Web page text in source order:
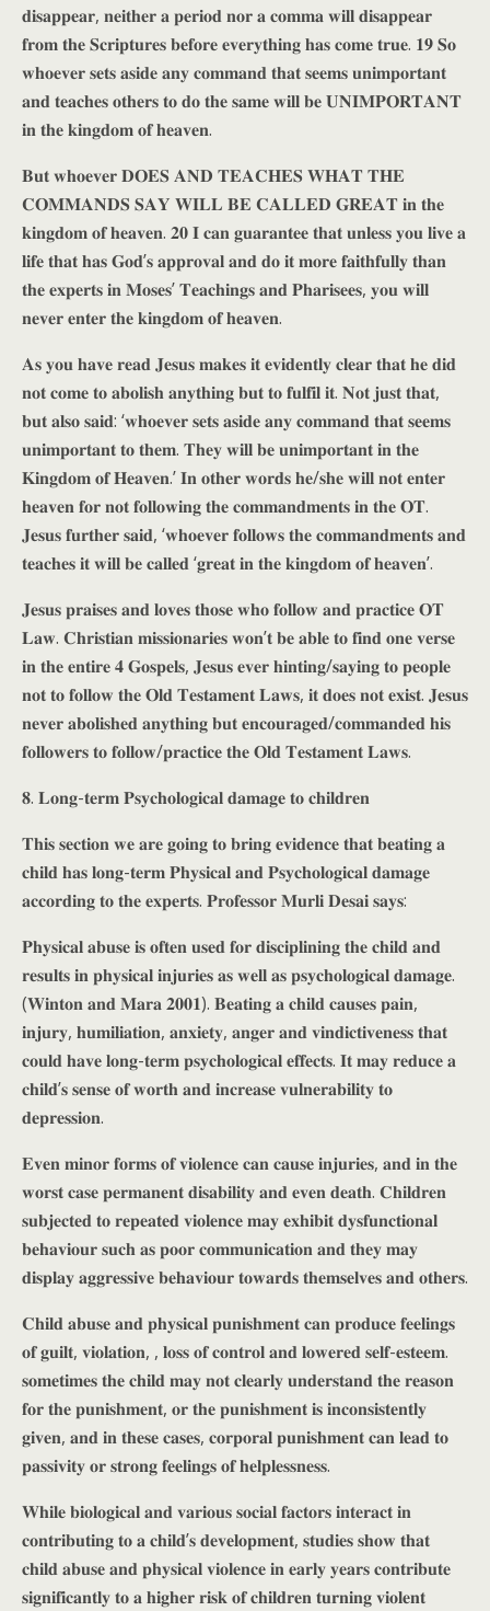
𝐝𝐢𝐬𝐚𝐩𝐩𝐞𝐚𝐫, 𝐧𝐞𝐢𝐭𝐡𝐞𝐫 𝐚 𝐩𝐞𝐫𝐢𝐨𝐝 𝐧𝐨𝐫 𝐚 𝐜𝐨𝐦𝐦𝐚 𝐰𝐢𝐥𝐥 𝐝𝐢𝐬𝐚𝐩𝐩𝐞𝐚𝐫
𝐟𝐫𝐨𝐦 𝐭𝐡𝐞 𝐒𝐜𝐫𝐢𝐩𝐭𝐮𝐫𝐞𝐬 𝐛𝐞𝐟𝐨𝐫𝐞 𝐞𝐯𝐞𝐫𝐲𝐭𝐡𝐢𝐧𝐠 𝐡𝐚𝐬 𝐜𝐨𝐦𝐞 𝐭𝐫𝐮𝐞. 𝟏𝟗 𝐒𝐨
𝐰𝐡𝐨𝐞𝐯𝐞𝐫 𝐬𝐞𝐭𝐬 𝐚𝐬𝐢𝐝𝐞 𝐚𝐧𝐲 𝐜𝐨𝐦𝐦𝐚𝐧𝐝 𝐭𝐡𝐚𝐭 𝐬𝐞𝐞𝐦𝐬 𝐮𝐧𝐢𝐦𝐩𝐨𝐫𝐭𝐚𝐧𝐭
𝐚𝐧𝐝 𝐭𝐞𝐚𝐜𝐡𝐞𝐬 𝐨𝐭𝐡𝐞𝐫𝐬 𝐭𝐨 𝐝𝐨 𝐭𝐡𝐞 𝐬𝐚𝐦𝐞 𝐰𝐢𝐥𝐥 𝐛𝐞 𝐔𝐍𝐈𝐌𝐏𝐎𝐑𝐓𝐀𝐍𝐓
𝐢𝐧 𝐭𝐡𝐞 𝐤𝐢𝐧𝐠𝐝𝐨𝐦 𝐨𝐟 𝐡𝐞𝐚𝐯𝐞𝐧.
𝐁𝐮𝐭 𝐰𝐡𝐨𝐞𝐯𝐞𝐫 𝐃𝐎𝐄𝐒 𝐀𝐍𝐃 𝐓𝐄𝐀𝐂𝐇𝐄𝐒 𝐖𝐇𝐀𝐓 𝐓𝐇𝐄
𝐂𝐎𝐌𝐌𝐀𝐍𝐃𝐒 𝐒𝐀𝐘 𝐖𝐈𝐋𝐋 𝐁𝐄 𝐂𝐀𝐋𝐋𝐄𝐃 𝐆𝐑𝐄𝐀𝐓 𝐢𝐧 𝐭𝐡𝐞
𝐤𝐢𝐧𝐠𝐝𝐨𝐦 𝐨𝐟 𝐡𝐞𝐚𝐯𝐞𝐧. 𝟐𝟎 𝐈 𝐜𝐚𝐧 𝐠𝐮𝐚𝐫𝐚𝐧𝐭𝐞𝐞 𝐭𝐡𝐚𝐭 𝐮𝐧𝐥𝐞𝐬𝐬 𝐲𝐨𝐮 𝐥𝐢𝐯𝐞 𝐚
𝐥𝐢𝐟𝐞 𝐭𝐡𝐚𝐭 𝐡𝐚𝐬 𝐆𝐨𝐝’𝐬 𝐚𝐩𝐩𝐫𝐨𝐯𝐚𝐥 𝐚𝐧𝐝 𝐝𝐨 𝐢𝐭 𝐦𝐨𝐫𝐞 𝐟𝐚𝐢𝐭𝐡𝐟𝐮𝐥𝐥𝐲 𝐭𝐡𝐚𝐧
𝐭𝐡𝐞 𝐞𝐱𝐩𝐞𝐫𝐭𝐬 𝐢𝐧 𝐌𝐨𝐬𝐞𝐬’ 𝐓𝐞𝐚𝐜𝐡𝐢𝐧𝐠𝐬 𝐚𝐧𝐝 𝐏𝐡𝐚𝐫𝐢𝐬𝐞𝐞𝐬, 𝐲𝐨𝐮 𝐰𝐢𝐥𝐥
𝐧𝐞𝐯𝐞𝐫 𝐞𝐧𝐭𝐞𝐫 𝐭𝐡𝐞 𝐤𝐢𝐧𝐠𝐝𝐨𝐦 𝐨𝐟 𝐡𝐞𝐚𝐯𝐞𝐧.
𝐀𝐬 𝐲𝐨𝐮 𝐡𝐚𝐯𝐞 𝐫𝐞𝐚𝐝 𝐉𝐞𝐬𝐮𝐬 𝐦𝐚𝐤𝐞𝐬 𝐢𝐭 𝐞𝐯𝐢𝐝𝐞𝐧𝐭𝐥𝐲 𝐜𝐥𝐞𝐚𝐫 𝐭𝐡𝐚𝐭 𝐡𝐞 𝐝𝐢𝐝
𝐧𝐨𝐭 𝐜𝐨𝐦𝐞 𝐭𝐨 𝐚𝐛𝐨𝐥𝐢𝐬𝐡 𝐚𝐧𝐲𝐭𝐡𝐢𝐧𝐠 𝐛𝐮𝐭 𝐭𝐨 𝐟𝐮𝐥𝐟𝐢𝐥 𝐢𝐭. 𝐍𝐨𝐭 𝐣𝐮𝐬𝐭 𝐭𝐡𝐚𝐭,
𝐛𝐮𝐭 𝐚𝐥𝐬𝐨 𝐬𝐚𝐢𝐝: ‘𝐰𝐡𝐨𝐞𝐯𝐞𝐫 𝐬𝐞𝐭𝐬 𝐚𝐬𝐢𝐝𝐞 𝐚𝐧𝐲 𝐜𝐨𝐦𝐦𝐚𝐧𝐝 𝐭𝐡𝐚𝐭 𝐬𝐞𝐞𝐦𝐬
𝐮𝐧𝐢𝐦𝐩𝐨𝐫𝐭𝐚𝐧𝐭 𝐭𝐨 𝐭𝐡𝐞𝐦. 𝐓𝐡𝐞𝐲 𝐰𝐢𝐥𝐥 𝐛𝐞 𝐮𝐧𝐢𝐦𝐩𝐨𝐫𝐭𝐚𝐧𝐭 𝐢𝐧 𝐭𝐡𝐞
𝐊𝐢𝐧𝐠𝐝𝐨𝐦 𝐨𝐟 𝐇𝐞𝐚𝐯𝐞𝐧.’ 𝐈𝐧 𝐨𝐭𝐡𝐞𝐫 𝐰𝐨𝐫𝐝𝐬 𝐡𝐞/𝐬𝐡𝐞 𝐰𝐢𝐥𝐥 𝐧𝐨𝐭 𝐞𝐧𝐭𝐞𝐫
𝐡𝐞𝐚𝐯𝐞𝐧 𝐟𝐨𝐫 𝐧𝐨𝐭 𝐟𝐨𝐥𝐥𝐨𝐰𝐢𝐧𝐠 𝐭𝐡𝐞 𝐜𝐨𝐦𝐦𝐚𝐧𝐝𝐦𝐞𝐧𝐭𝐬 𝐢𝐧 𝐭𝐡𝐞 𝐎𝐓.
𝐉𝐞𝐬𝐮𝐬 𝐟𝐮𝐫𝐭𝐡𝐞𝐫 𝐬𝐚𝐢𝐝, ‘𝐰𝐡𝐨𝐞𝐯𝐞𝐫 𝐟𝐨𝐥𝐥𝐨𝐰𝐬 𝐭𝐡𝐞 𝐜𝐨𝐦𝐦𝐚𝐧𝐝𝐦𝐞𝐧𝐭𝐬 𝐚𝐧𝐝
𝐭𝐞𝐚𝐜𝐡𝐞𝐬 𝐢𝐭 𝐰𝐢𝐥𝐥 𝐛𝐞 𝐜𝐚𝐥𝐥𝐞𝐝 ‘𝐠𝐫𝐞𝐚𝐭 𝐢𝐧 𝐭𝐡𝐞 𝐤𝐢𝐧𝐠𝐝𝐨𝐦 𝐨𝐟 𝐡𝐞𝐚𝐯𝐞𝐧’.
𝐉𝐞𝐬𝐮𝐬 𝐩𝐫𝐚𝐢𝐬𝐞𝐬 𝐚𝐧𝐝 𝐥𝐨𝐯𝐞𝐬 𝐭𝐡𝐨𝐬𝐞 𝐰𝐡𝐨 𝐟𝐨𝐥𝐥𝐨𝐰 𝐚𝐧𝐝 𝐩𝐫𝐚𝐜𝐭𝐢𝐜𝐞 𝐎𝐓
𝐋𝐚𝐰. 𝐂𝐡𝐫𝐢𝐬𝐭𝐢𝐚𝐧 𝐦𝐢𝐬𝐬𝐢𝐨𝐧𝐚𝐫𝐢𝐞𝐬 𝐰𝐨𝐧’𝐭 𝐛𝐞 𝐚𝐛𝐥𝐞 𝐭𝐨 𝐟𝐢𝐧𝐝 𝐨𝐧𝐞 𝐯𝐞𝐫𝐬𝐞
𝐢𝐧 𝐭𝐡𝐞 𝐞𝐧𝐭𝐢𝐫𝐞 𝟒 𝐆𝐨𝐬𝐩𝐞𝐥𝐬, 𝐉𝐞𝐬𝐮𝐬 𝐞𝐯𝐞𝐫 𝐡𝐢𝐧𝐭𝐢𝐧𝐠/𝐬𝐚𝐲𝐢𝐧𝐠 𝐭𝐨 𝐩𝐞𝐨𝐩𝐥𝐞
𝐧𝐨𝐭 𝐭𝐨 𝐟𝐨𝐥𝐥𝐨𝐰 𝐭𝐡𝐞 𝐎𝐥𝐝 𝐓𝐞𝐬𝐭𝐚𝐦𝐞𝐧𝐭 𝐋𝐚𝐰𝐬, 𝐢𝐭 𝐝𝐨𝐞𝐬 𝐧𝐨𝐭 𝐞𝐱𝐢𝐬𝐭. 𝐉𝐞𝐬𝐮𝐬
𝐧𝐞𝐯𝐞𝐫 𝐚𝐛𝐨𝐥𝐢𝐬𝐡𝐞𝐝 𝐚𝐧𝐲𝐭𝐡𝐢𝐧𝐠 𝐛𝐮𝐭 𝐞𝐧𝐜𝐨𝐮𝐫𝐚𝐠𝐞𝐝/𝐜𝐨𝐦𝐦𝐚𝐧𝐝𝐞𝐝 𝐡𝐢𝐬
𝐟𝐨𝐥𝐥𝐨𝐰𝐞𝐫𝐬 𝐭𝐨 𝐟𝐨𝐥𝐥𝐨𝐰/𝐩𝐫𝐚𝐜𝐭𝐢𝐜𝐞 𝐭𝐡𝐞 𝐎𝐥𝐝 𝐓𝐞𝐬𝐭𝐚𝐦𝐞𝐧𝐭 𝐋𝐚𝐰𝐬.
𝟖. 𝐋𝐨𝐧𝐠-𝐭𝐞𝐫𝐦 𝐏𝐬𝐲𝐜𝐡𝐨𝐥𝐨𝐠𝐢𝐜𝐚𝐥 𝐝𝐚𝐦𝐚𝐠𝐞 𝐭𝐨 𝐜𝐡𝐢𝐥𝐝𝐫𝐞𝐧
𝐓𝐡𝐢𝐬 𝐬𝐞𝐜𝐭𝐢𝐨𝐧 𝐰𝐞 𝐚𝐫𝐞 𝐠𝐨𝐢𝐧𝐠 𝐭𝐨 𝐛𝐫𝐢𝐧𝐠 𝐞𝐯𝐢𝐝𝐞𝐧𝐜𝐞 𝐭𝐡𝐚𝐭 𝐛𝐞𝐚𝐭𝐢𝐧𝐠 𝐚
𝐜𝐡𝐢𝐥𝐝 𝐡𝐚𝐬 𝐥𝐨𝐧𝐠-𝐭𝐞𝐫𝐦 𝐏𝐡𝐲𝐬𝐢𝐜𝐚𝐥 𝐚𝐧𝐝 𝐏𝐬𝐲𝐜𝐡𝐨𝐥𝐨𝐠𝐢𝐜𝐚𝐥 𝐝𝐚𝐦𝐚𝐠𝐞
𝐚𝐜𝐜𝐨𝐫𝐝𝐢𝐧𝐠 𝐭𝐨 𝐭𝐡𝐞 𝐞𝐱𝐩𝐞𝐫𝐭𝐬. 𝐏𝐫𝐨𝐟𝐞𝐬𝐬𝐨𝐫 𝐌𝐮𝐫𝐥𝐢 𝐃𝐞𝐬𝐚𝐢 𝐬𝐚𝐲𝐬:
𝐏𝐡𝐲𝐬𝐢𝐜𝐚𝐥 𝐚𝐛𝐮𝐬𝐞 𝐢𝐬 𝐨𝐟𝐭𝐞𝐧 𝐮𝐬𝐞𝐝 𝐟𝐨𝐫 𝐝𝐢𝐬𝐜𝐢𝐩𝐥𝐢𝐧𝐢𝐧𝐠 𝐭𝐡𝐞 𝐜𝐡𝐢𝐥𝐝 𝐚𝐧𝐝
𝐫𝐞𝐬𝐮𝐥𝐭𝐬 𝐢𝐧 𝐩𝐡𝐲𝐬𝐢𝐜𝐚𝐥 𝐢𝐧𝐣𝐮𝐫𝐢𝐞𝐬 𝐚𝐬 𝐰𝐞𝐥𝐥 𝐚𝐬 𝐩𝐬𝐲𝐜𝐡𝐨𝐥𝐨𝐠𝐢𝐜𝐚𝐥 𝐝𝐚𝐦𝐚𝐠𝐞.
(𝐖𝐢𝐧𝐭𝐨𝐧 𝐚𝐧𝐝 𝐌𝐚𝐫𝐚 𝟐𝟎𝟎𝟏). 𝐁𝐞𝐚𝐭𝐢𝐧𝐠 𝐚 𝐜𝐡𝐢𝐥𝐝 𝐜𝐚𝐮𝐬𝐞𝐬 𝐩𝐚𝐢𝐧,
𝐢𝐧𝐣𝐮𝐫𝐲, 𝐡𝐮𝐦𝐢𝐥𝐢𝐚𝐭𝐢𝐨𝐧, 𝐚𝐧𝐱𝐢𝐞𝐭𝐲, 𝐚𝐧𝐠𝐞𝐫 𝐚𝐧𝐝 𝐯𝐢𝐧𝐝𝐢𝐜𝐭𝐢𝐯𝐞𝐧𝐞𝐬𝐬 𝐭𝐡𝐚𝐭
𝐜𝐨𝐮𝐥𝐝 𝐡𝐚𝐯𝐞 𝐥𝐨𝐧𝐠-𝐭𝐞𝐫𝐦 𝐩𝐬𝐲𝐜𝐡𝐨𝐥𝐨𝐠𝐢𝐜𝐚𝐥 𝐞𝐟𝐟𝐞𝐜𝐭𝐬. 𝐈𝐭 𝐦𝐚𝐲 𝐫𝐞𝐝𝐮𝐜𝐞 𝐚
𝐜𝐡𝐢𝐥𝐝’𝐬 𝐬𝐞𝐧𝐬𝐞 𝐨𝐟 𝐰𝐨𝐫𝐭𝐡 𝐚𝐧𝐝 𝐢𝐧𝐜𝐫𝐞𝐚𝐬𝐞 𝐯𝐮𝐥𝐧𝐞𝐫𝐚𝐛𝐢𝐥𝐢𝐭𝐲 𝐭𝐨
𝐝𝐞𝐩𝐫𝐞𝐬𝐬𝐢𝐨𝐧.
𝐄𝐯𝐞𝐧 𝐦𝐢𝐧𝐨𝐫 𝐟𝐨𝐫𝐦𝐬 𝐨𝐟 𝐯𝐢𝐨𝐥𝐞𝐧𝐜𝐞 𝐜𝐚𝐧 𝐜𝐚𝐮𝐬𝐞 𝐢𝐧𝐣𝐮𝐫𝐢𝐞𝐬, 𝐚𝐧𝐝 𝐢𝐧 𝐭𝐡𝐞
𝐰𝐨𝐫𝐬𝐭 𝐜𝐚𝐬𝐞 𝐩𝐞𝐫𝐦𝐚𝐧𝐞𝐧𝐭 𝐝𝐢𝐬𝐚𝐛𝐢𝐥𝐢𝐭𝐲 𝐚𝐧𝐝 𝐞𝐯𝐞𝐧 𝐝𝐞𝐚𝐭𝐡. 𝐂𝐡𝐢𝐥𝐝𝐫𝐞𝐧
𝐬𝐮𝐛𝐣𝐞𝐜𝐭𝐞𝐝 𝐭𝐨 𝐫𝐞𝐩𝐞𝐚𝐭𝐞𝐝 𝐯𝐢𝐨𝐥𝐞𝐧𝐜𝐞 𝐦𝐚𝐲 𝐞𝐱𝐡𝐢𝐛𝐢𝐭 𝐝𝐲𝐬𝐟𝐮𝐧𝐜𝐭𝐢𝐨𝐧𝐚𝐥
𝐛𝐞𝐡𝐚𝐯𝐢𝐨𝐮𝐫 𝐬𝐮𝐜𝐡 𝐚𝐬 𝐩𝐨𝐨𝐫 𝐜𝐨𝐦𝐦𝐮𝐧𝐢𝐜𝐚𝐭𝐢𝐨𝐧 𝐚𝐧𝐝 𝐭𝐡𝐞𝐲 𝐦𝐚𝐲
𝐝𝐢𝐬𝐩𝐥𝐚𝐲 𝐚𝐠𝐠𝐫𝐞𝐬𝐬𝐢𝐯𝐞 𝐛𝐞𝐡𝐚𝐯𝐢𝐨𝐮𝐫 𝐭𝐨𝐰𝐚𝐫𝐝𝐬 𝐭𝐡𝐞𝐦𝐬𝐞𝐥𝐯𝐞𝐬 𝐚𝐧𝐝 𝐨𝐭𝐡𝐞𝐫𝐬.
𝐂𝐡𝐢𝐥𝐝 𝐚𝐛𝐮𝐬𝐞 𝐚𝐧𝐝 𝐩𝐡𝐲𝐬𝐢𝐜𝐚𝐥 𝐩𝐮𝐧𝐢𝐬𝐡𝐦𝐞𝐧𝐭 𝐜𝐚𝐧 𝐩𝐫𝐨𝐝𝐮𝐜𝐞 𝐟𝐞𝐞𝐥𝐢𝐧𝐠𝐬
𝐨𝐟 𝐠𝐮𝐢𝐥𝐭, 𝐯𝐢𝐨𝐥𝐚𝐭𝐢𝐨𝐧, , 𝐥𝐨𝐬𝐬 𝐨𝐟 𝐜𝐨𝐧𝐭𝐫𝐨𝐥 𝐚𝐧𝐝 𝐥𝐨𝐰𝐞𝐫𝐞𝐝 𝐬𝐞𝐥𝐟-𝐞𝐬𝐭𝐞𝐞𝐦.
𝐬𝐨𝐦𝐞𝐭𝐢𝐦𝐞𝐬 𝐭𝐡𝐞 𝐜𝐡𝐢𝐥𝐝 𝐦𝐚𝐲 𝐧𝐨𝐭 𝐜𝐥𝐞𝐚𝐫𝐥𝐲 𝐮𝐧𝐝𝐞𝐫𝐬𝐭𝐚𝐧𝐝 𝐭𝐡𝐞 𝐫𝐞𝐚𝐬𝐨𝐧
𝐟𝐨𝐫 𝐭𝐡𝐞 𝐩𝐮𝐧𝐢𝐬𝐡𝐦𝐞𝐧𝐭, 𝐨𝐫 𝐭𝐡𝐞 𝐩𝐮𝐧𝐢𝐬𝐡𝐦𝐞𝐧𝐭 𝐢𝐬 𝐢𝐧𝐜𝐨𝐧𝐬𝐢𝐬𝐭𝐞𝐧𝐭𝐥𝐲
𝐠𝐢𝐯𝐞𝐧, 𝐚𝐧𝐝 𝐢𝐧 𝐭𝐡𝐞𝐬𝐞 𝐜𝐚𝐬𝐞𝐬, 𝐜𝐨𝐫𝐩𝐨𝐫𝐚𝐥 𝐩𝐮𝐧𝐢𝐬𝐡𝐦𝐞𝐧𝐭 𝐜𝐚𝐧 𝐥𝐞𝐚𝐝 𝐭𝐨
𝐩𝐚𝐬𝐬𝐢𝐯𝐢𝐭𝐲 𝐨𝐫 𝐬𝐭𝐫𝐨𝐧𝐠 𝐟𝐞𝐞𝐥𝐢𝐧𝐠𝐬 𝐨𝐟 𝐡𝐞𝐥𝐩𝐥𝐞𝐬𝐬𝐧𝐞𝐬𝐬.
𝐖𝐡𝐢𝐥𝐞 𝐛𝐢𝐨𝐥𝐨𝐠𝐢𝐜𝐚𝐥 𝐚𝐧𝐝 𝐯𝐚𝐫𝐢𝐨𝐮𝐬 𝐬𝐨𝐜𝐢𝐚𝐥 𝐟𝐚𝐜𝐭𝐨𝐫𝐬 𝐢𝐧𝐭𝐞𝐫𝐚𝐜𝐭 𝐢𝐧
𝐜𝐨𝐧𝐭𝐫𝐢𝐛𝐮𝐭𝐢𝐧𝐠 𝐭𝐨 𝐚 𝐜𝐡𝐢𝐥𝐝’𝐬 𝐝𝐞𝐯𝐞𝐥𝐨𝐩𝐦𝐞𝐧𝐭, 𝐬𝐭𝐮𝐝𝐢𝐞𝐬 𝐬𝐡𝐨𝐰 𝐭𝐡𝐚𝐭
𝐜𝐡𝐢𝐥𝐝 𝐚𝐛𝐮𝐬𝐞 𝐚𝐧𝐝 𝐩𝐡𝐲𝐬𝐢𝐜𝐚𝐥 𝐯𝐢𝐨𝐥𝐞𝐧𝐜𝐞 𝐢𝐧 𝐞𝐚𝐫𝐥𝐲 𝐲𝐞𝐚𝐫𝐬 𝐜𝐨𝐧𝐭𝐫𝐢𝐛𝐮𝐭𝐞
𝐬𝐢𝐠𝐧𝐢𝐟𝐢𝐜𝐚𝐧𝐭𝐥𝐲 𝐭𝐨 𝐚 𝐡𝐢𝐠𝐡𝐞𝐫 𝐫𝐢𝐬𝐤 𝐨𝐟 𝐜𝐡𝐢𝐥𝐝𝐫𝐞𝐧 𝐭𝐮𝐫𝐧𝐢𝐧𝐠 𝐯𝐢𝐨𝐥𝐞𝐧𝐭